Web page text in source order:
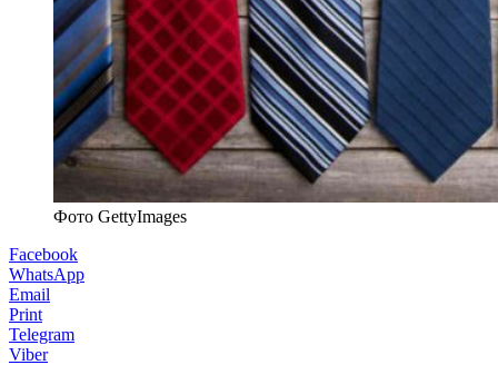
Фото GettyImages
Facebook
WhatsApp
Email
Print
Telegram
Viber